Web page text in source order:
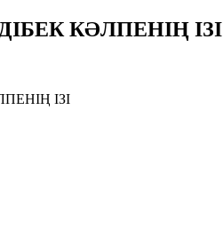
КӘЛПЕНІҢ ІЗІ
ІЗІ